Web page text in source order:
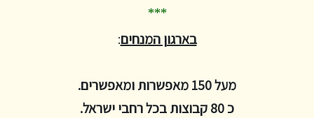
***
בארגון המנחים:
מעל 150 מאפשרות ומאפשרים.
כ 80 קבוצות בכל רחבי ישראל.